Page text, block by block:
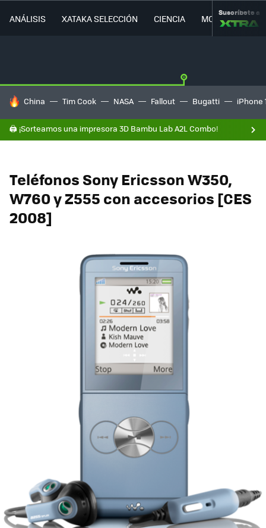
ANÁLISIS XATAKA SELECCIÓN CIENCIA MOVILIDAD
Suscríbete a
HOY SE HABLA DE
China Tim Cook NASA Fallout Bugatti iPhone
🖨️ ¡Sorteamos una impresora 3D Bambu Lab A2L Combo!
Teléfonos Sony Ericsson W350,
W760 y Z555 con accesorios [CES
2008]